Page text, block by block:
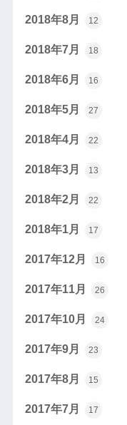
2018年8月 12
2018年7月 18
2018年6月 16
2018年5月 27
2018年4月 22
2018年3月 13
2018年2月 22
2018年1月 17
2017年12月 16
2017年11月 26
2017年10月 24
2017年9月 23
2017年8月 15
2017年7月 17